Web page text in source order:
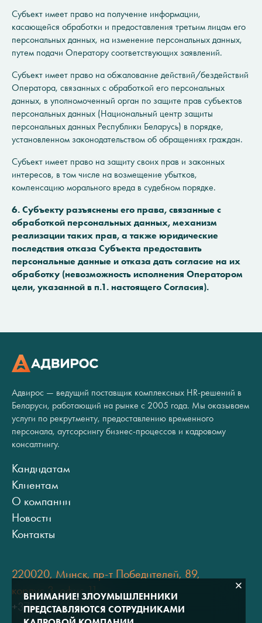
Субъект имеет право на получение информации,
касающейся обработки и предоставления третьим лицам его
персональных данных, на изменение персональных данных,
путем подачи Оператору соответствующих заявлений.
Субъект имеет право на обжалование действий/бездействий
Оператора, связанных с обработкой его персональных
данных, в уполномоченный орган по защите прав субъектов
персональных данных (Национальный центр защиты
персональных данных Республики Беларусь) в порядке,
установленном законодательством об обращениях граждан.
Субъект имеет право на защиту своих прав и законных
интересов, в том числе на возмещение убытков,
компенсацию морального вреда в судебном порядке.
6. Субъекту разъяснены его права, связанные с
обработкой персональных данных, механизм
реализации таких прав, а также юридические
последствия отказа Субъекта предоставить
персональные данные и отказа дать согласие на их
обработку (невозможность исполнения Оператором
цели, указанной в п.1. настоящего Согласия).
Адвирос — ведущий поставщик комплексных HR-решений в
Беларуси, работающий на рынке с 2005 года. Мы оказываем
услуги по рекрутменту, предоставлению временного
персонала, аутсорсингу бизнес-процессов и кадровому
консалтингу.
Кандидатам
Клиентам
О компании
Новости
Контакты
220020, Минск, пр-т Победителей, 89,
корпус 3, офис 11
+375 (17) 334 80 07
ВНИМАНИЕ! ЗЛОУМЫШЛЕННИКИ
ПРЕДСТАВЛЯЮТСЯ СОТРУДНИКАМИ